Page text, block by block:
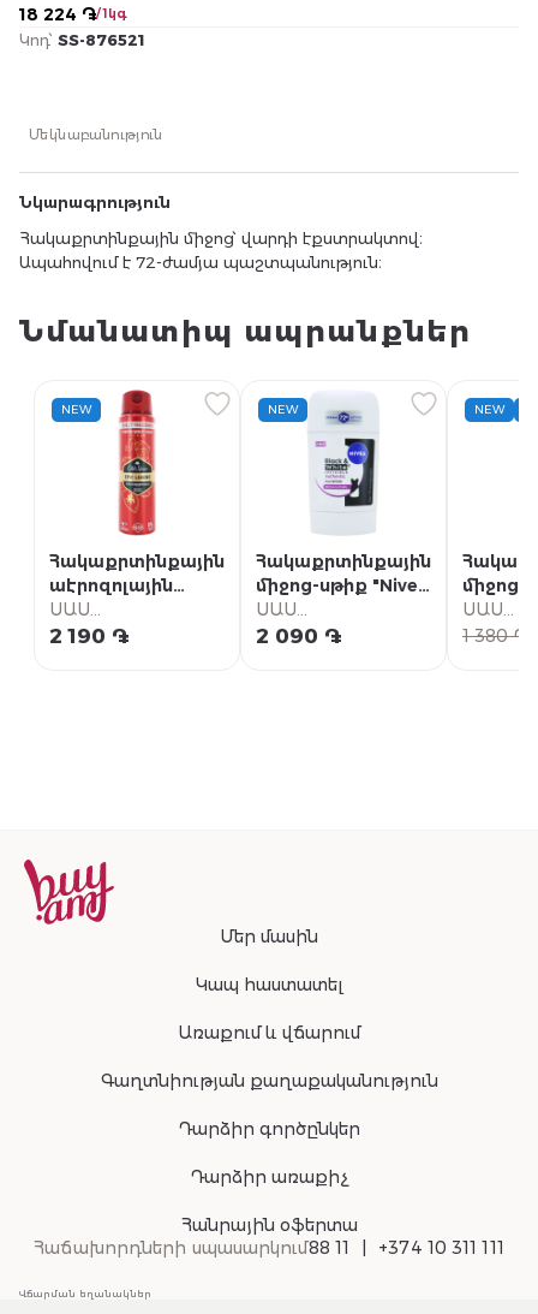
18 224 ֏/ 1կգ
Կոդ՝ SS-876521
Մեկնաբանություն
Նկարագրություն
Հակաքրտինքային միջոց՝ վարդի էքստրակտով։
Ապահովում է 72-ժամյա պաշտպանություն։
Նմանատիպ ապրանքներ
NEW
Հակաքրտինքային
աէրոզոլային
միջոց "Old Spice
Epic Legend" 150մլ
ՍԱՍ
Սուպերմարկետ
2 190 ֏
NEW
Հակաքրտինքային
միջոց-սթիք "Nivea
Black & White
Invisible Authentic"
ՍԱՍ
Սուպերմարկետ
2 090 ֏
NEW
միջոց
"Nivea
White
ՍԱՍ
1 380 ֏
Մեր մասին
Կապ հաստատել
Առաքում և վճարում
Գաղտնիության քաղաքականություն
Դարձիր գործընկեր
Դարձիր առաքիչ
Հանրային օֆերտա
Հաճախորդների սպասարկում88 11 +374 10 311 111
Վճարման եղանակներ